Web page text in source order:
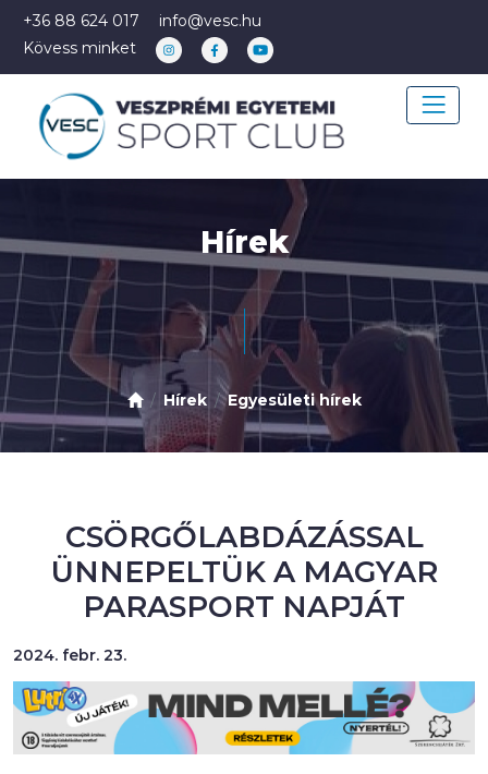
+36 88 624 017
info@vesc.hu
Kövess minket
Hírek
Hírek Egyesületi hírek
CSÖRGŐLABDÁZÁSSAL
ÜNNEPELTÜK A MAGYAR
PARASPORT NAPJÁT
2024. febr. 23.